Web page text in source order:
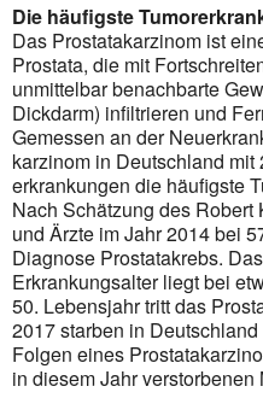
Die häufigste
Das Prostatakarzinom ist
Prostata, die mit
unmittelbar benachbarte
Dickdarm) infiltrieren und
Gemessen an der
karzinom in Deutschland
erkrankungen die häufigste
Nach Schätzung des Robert
und Ärzte im Jahr 2014 bei
Diagnose Prostatakrebs.
Erkrankungsalter liegt bei
50. Lebensjahr tritt das
2017 starben in
Folgen eines
in diesem Jahr